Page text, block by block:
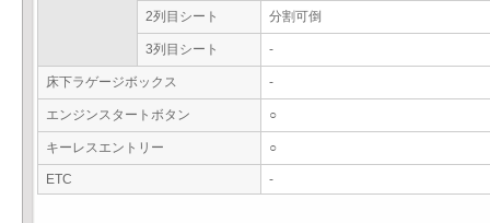
2列目シート 分割可倒
3列目シート -
床下ラゲージボックス -
エンジンスタートボタン ○
キーレスエントリー ○
ETC -